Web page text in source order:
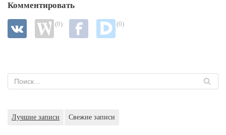
Комментировать
(0) (0)
Лучшие записи Свежие записи